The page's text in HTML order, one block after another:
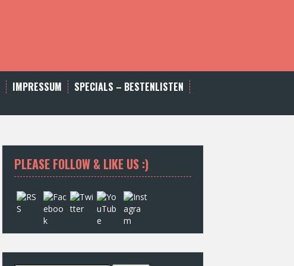
IMPRESSUM
SPECIALS – BESTENLISTEN
PLEASE FOLLOW & LIKE US :)